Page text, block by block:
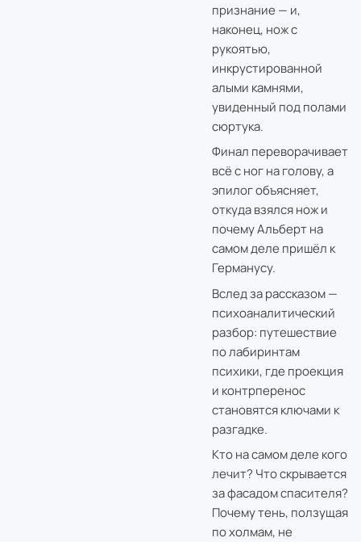
признание — и,
наконец, нож с
рукоятью,
инкрустированной
алыми камнями,
увиденный под полами
сюртука.
Финал переворачивает
всё с ног на голову, а
эпилог объясняет,
откуда взялся нож и
почему Альберт на
самом деле пришёл к
Германусу.
Вслед за рассказом —
психоаналитический
разбор: путешествие
по лабиринтам
психики, где проекция
и контрперенос
становятся ключами к
разгадке.
Кто на самом деле кого
лечит? Что скрывается
за фасадом спасителя?
Почему тень, ползущая
по холмам, не